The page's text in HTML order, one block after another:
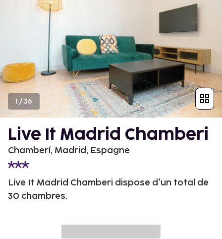
1 /36
Live It Madrid Chamberi
Chamberí, Madrid, Espagne
Live It Madrid Chamberi dispose d'un total de
30 chambres.